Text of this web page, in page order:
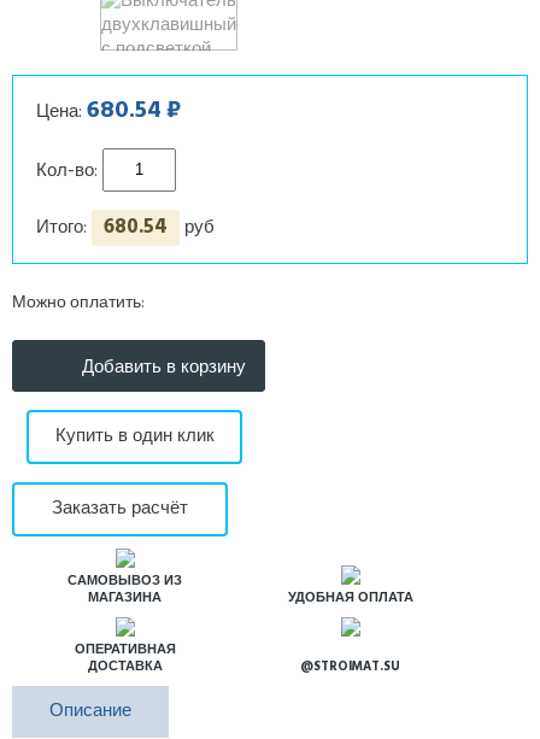
Цена: 680.54 ₽
Кол-во:
Итого:
680.54 руб
Можно оплатить:
Купить в один клик
Заказать расчёт
САМОВЫВОЗ ИЗ
МАГАЗИНА
УДОБНАЯ ОПЛАТА
ОПЕРАТИВНАЯ
ДОСТАВКА
@STROIMAT.SU
Описание